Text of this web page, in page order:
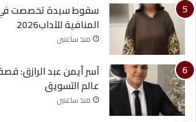
سقوط سيدة تخصصت في
المنافية للآداب2026
منذ ساعتين
آسر أيمن عبد الرازق:
عالم التسويق
منذ ساعتين